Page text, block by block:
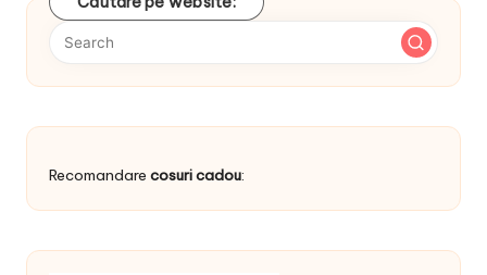
Recomandare cosuri cadou: